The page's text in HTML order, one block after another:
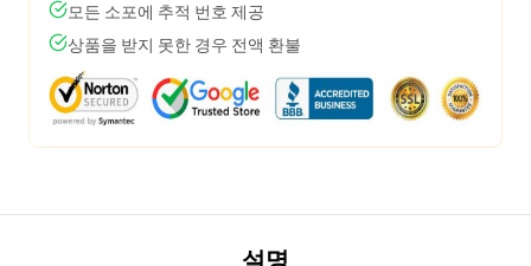
모든 소포에 추적 번호 제공
상품을 받지 못한 경우 전액 환불
설명